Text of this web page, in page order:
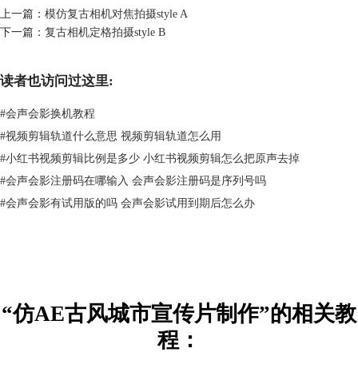
一、素材准备
1、照片素材
主。Ps制作一张圆环，一张锦绣苏州的图片即可。
上一篇： 模仿复古相机对焦拍摄style A
下一篇： 复古相机定格拍摄style B
读者也访问过这里:
#会声会影换机教程
#视频剪辑轨道什么意思 视频剪辑轨道怎么用
#小红书视频剪辑比例是多少 小红书视频剪辑怎么把原声去掉
#会声会影注册码在哪输入 会声会影注册码是序列号吗
#会声会影有试用版的吗 会声会影试用到期后怎么办
“仿AE古风城市宣传片制作”的相关教
程：